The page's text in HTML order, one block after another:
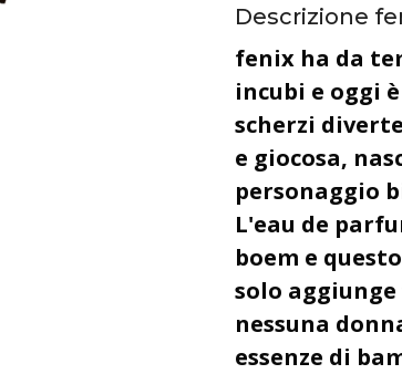
Descrizione
fenix ha da
incubi e oggi
scherzi
e giocosa,
personaggio
L'eau de
boem e
solo
nessuna
essenze di